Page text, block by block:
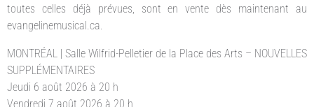
toutes celles déjà prévues, sont en vente dès maintenant au
evangelinemusical.ca.
MONTRÉAL | Salle Wilfrid-Pelletier de la Place des Arts – NOUVELLES
SUPPLÉMENTAIRES
Jeudi 6 août 2026 à 20 h
Vendredi 7 août 2026 à 20 h